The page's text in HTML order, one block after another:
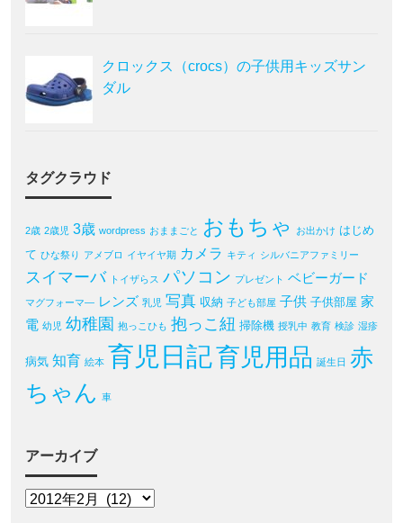
クロックス（crocs）の子供用キッズサン
ダル
タグクラウド
2歳 2歳児 3歳 wordpress おままごと おもちゃ お出かけ はじめ
て ひな祭り アメブロ イヤイヤ期 カメラ キティ シルバニアファミリー
スイマーバ トイザらス パソコン プレゼント ベビーガード
マグフォーマ― レンズ 乳児 写真 収納 子ども部屋 子供 子供部屋 家
電 幼児 幼稚園 抱っこひも 抱っこ紐 掃除機 授乳中 教育 検診 湿疹
病気 知育 絵本 育児日記育児用品 誕生日 赤
ちゃん 車
アーカイブ